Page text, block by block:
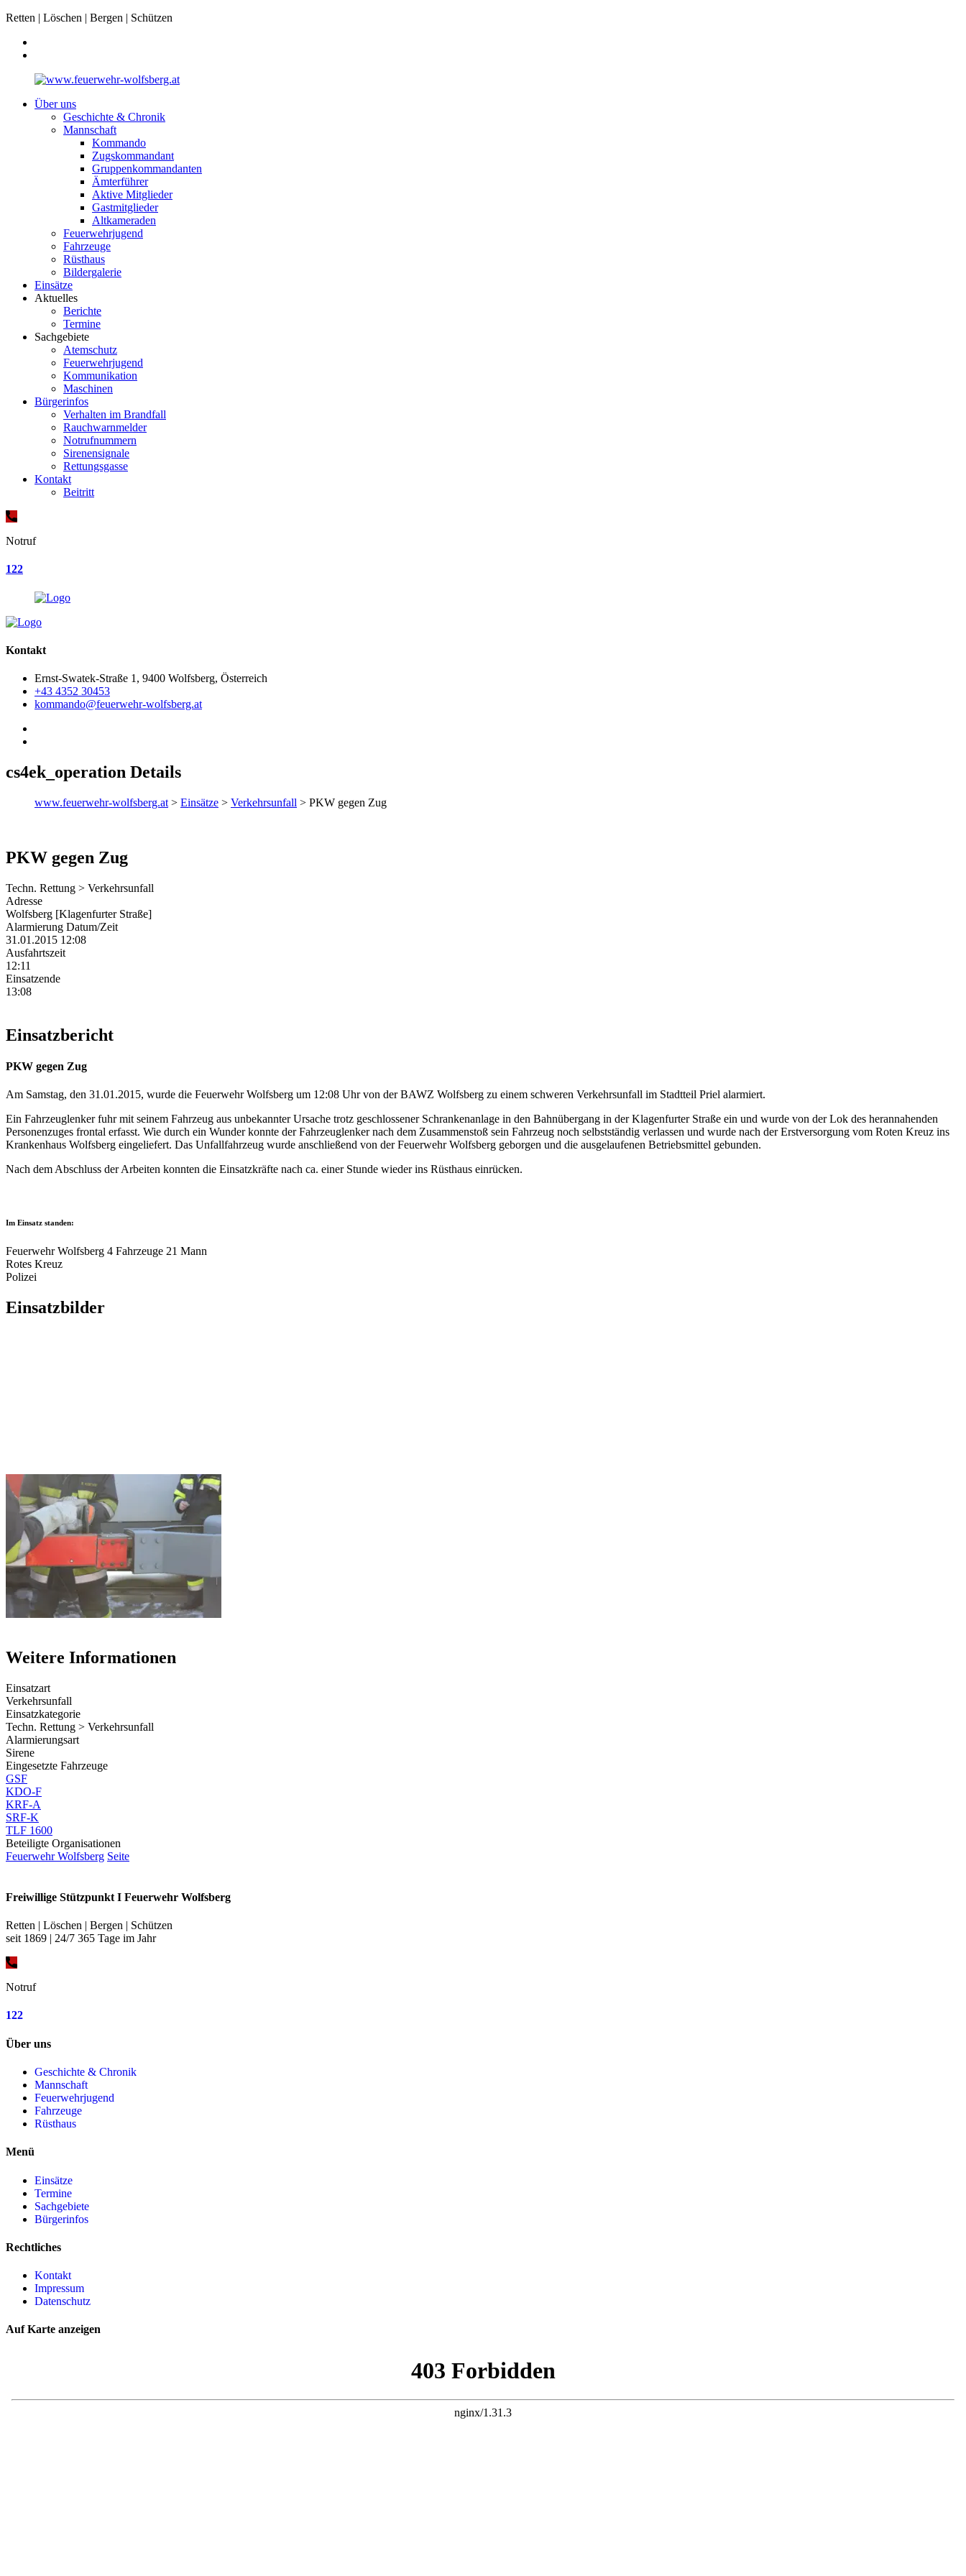
Retten | Löschen | Bergen | Schützen
Über uns
Geschichte & Chronik
Mannschaft
Kommando
Zugskommandant
Gruppenkommandanten
Ämterführer
Aktive Mitglieder
Gastmitglieder
Altkameraden
Feuerwehrjugend
Fahrzeuge
Rüsthaus
Bildergalerie
Einsätze
Aktuelles
Berichte
Termine
Sachgebiete
Atemschutz
Feuerwehrjugend
Kommunikation
Maschinen
Bürgerinfos
Verhalten im Brandfall
Rauchwarnmelder
Notrufnummern
Sirenensignale
Rettungsgasse
Kontakt
Beitritt
Notruf
122
Kontakt
Ernst-Swatek-Straße 1, 9400 Wolfsberg, Österreich
+43 4352 30453
kommando@feuerwehr-wolfsberg.at
cs4ek_operation Details
www.feuerwehr-wolfsberg.at > Einsätze > Verkehrsunfall > PKW gegen Zug
PKW gegen Zug
Techn. Rettung > Verkehrsunfall
Adresse
Wolfsberg [Klagenfurter Straße]
Alarmierung Datum/Zeit
31.01.2015 12:08
Ausfahrtszeit
12:11
Einsatzende
13:08
Einsatzbericht
PKW gegen Zug
Am Samstag, den 31.01.2015, wurde die Feuerwehr Wolfsberg um 12:08 Uhr von der BAWZ Wolfsberg zu einem schweren Verkehrsunfall im Stadtteil Priel alarmiert.
Ein Fahrzeuglenker fuhr mit seinem Fahrzeug aus unbekannter Ursache trotz geschlossener Schrankenanlage in den Bahnübergang in der Klagenfurter Straße ein und wurde von der Lok des herannahenden
Personenzuges frontal erfasst. Wie durch ein Wunder konnte der Fahrzeuglenker nach dem Zusammenstoß sein Fahrzeug noch selbstständig verlassen und wurde nach der Erstversorgung vom Roten Kreuz ins
Krankenhaus Wolfsberg eingeliefert. Das Unfallfahrzeug wurde anschließend von der Feuerwehr Wolfsberg geborgen und die ausgelaufenen Betriebsmittel gebunden.
Nach dem Abschluss der Arbeiten konnten die Einsatzkräfte nach ca. einer Stunde wieder ins Rüsthaus einrücken.
Im Einsatz standen:
Feuerwehr Wolfsberg 4 Fahrzeuge 21 Mann
Rotes Kreuz
Polizei
Einsatzbilder
Weitere Informationen
Einsatzart
Verkehrsunfall
Einsatzkategorie
Techn. Rettung > Verkehrsunfall
Alarmierungsart
Sirene
Eingesetzte Fahrzeuge
GSF
KDO-F
KRF-A
SRF-K
TLF 1600
Beteiligte Organisationen
Feuerwehr Wolfsberg Seite
Freiwillige Stützpunkt I Feuerwehr Wolfsberg
Retten | Löschen | Bergen | Schützen
seit 1869 | 24/7 365 Tage im Jahr
Notruf
122
Über uns
Geschichte & Chronik
Mannschaft
Feuerwehrjugend
Fahrzeuge
Rüsthaus
Menü
Einsätze
Termine
Sachgebiete
Bürgerinfos
Rechtliches
Kontakt
Impressum
Datenschutz
Auf Karte anzeigen